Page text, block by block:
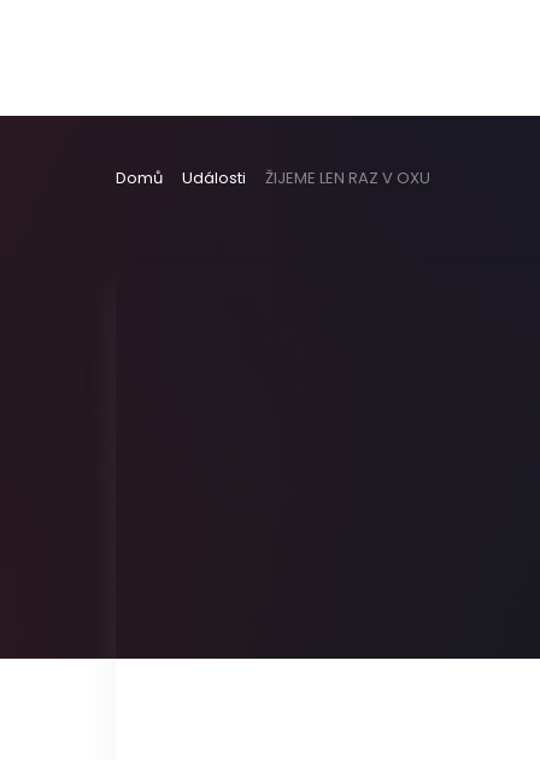
Domů Události ŽIJEME LEN RAZ V OXU